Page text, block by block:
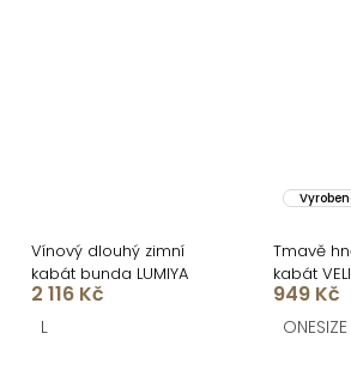
Vínový dlouhý zimní
kabát bunda LUMIYA
2 116 Kč
L
Tmavě
kabát
949 Kč
ONESIZE